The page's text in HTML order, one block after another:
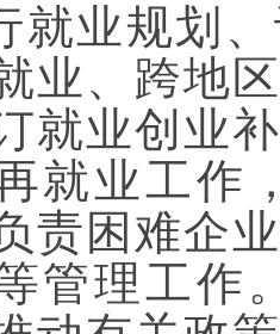
就业规划
业、跨地
就业创业
就业工作
责困难企
管理工作